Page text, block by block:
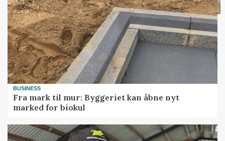
BUSINESS
Fra mark til mur: Byggeriet kan åbne nyt
marked for biokul